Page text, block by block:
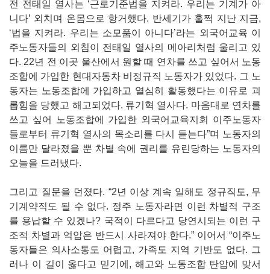
전 전태일 열사는 ‘근로기준법을 지켜라. 우리는 기계가 아
니다’ 외치며 온몸으로 항거했다. 반세기가 훌쩍 지난 지금,
‘법을 지켜라. 우리는 소모품이 아니다’라는 외국어교육 이
주노동자들의 외침이 전태일 열사의 메아리처럼 울리고 있
다. 22년 전 이곳 울산에서 원할 때 연차를 쓰고 싶어서 노동
조합에 가입한 현대자동차 비정규직 노동자가 있었다. 그 노
동자는 노동조합에 가입하고 열심히 활동했다는 이유로 괴
롭힘을 당했고 해고되었다. 류기혁 열사다. 마음대로 연차를
쓰고 싶어 노동조합에 가입한 외국어교육지회 이주노동자
들로부터 류기혁 열사의 목소리를 다시 듣는다”며 노동자의
이름만 달라졌을 뿐 차별 속에 권리를 유린당하는 노동자의
오늘을 드러냈다.
그리고 질문을 던졌다. “2년 이상 계속 일해도 정규직도, 무
기계약직도 될 수 없다. 정주 노동자라면 이런 차별적 구조
를 용납할 수 있겠나? 국적이 다르다고 당연시되는 이런 구
조적 차별과 억압은 반드시 사라져야 한다.” 이어서 “이주노
동자들은 의사소통도 어렵고, 가족도 지역 기반도 없다. 그
러나 이 길이 옳다고 믿기에, 해고와 노동조합 탄압에 맞서